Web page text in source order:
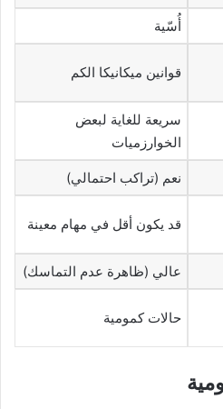
أُسّية
قوانين ميكانيكا الكم
سريعة للغاية لبعض
الخوارزميات
نعم (تراكب احتمالي)
قد يكون أقل في مهام معينة
عالي (ظاهرة عدم التماسك)
حالات كمومية